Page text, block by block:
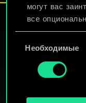
могут вас
все
Найти
«Настройки»
согласия
Необходимые